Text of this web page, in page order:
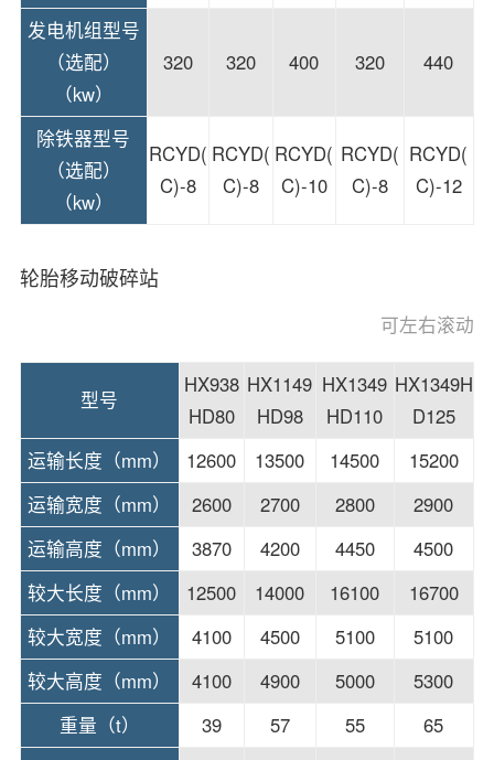
发电机组型号
（选配）
（kw）
320 320 400 320 440
除铁器型号
（选配）
（kw）
RCYD(
C)-8
RCYD(
C)-8
RCYD(
C)-10
RCYD(
C)-8
RCYD(
C)-12
轮胎移动破碎站
型号
HX938
HD80
HX1149
HD98
HX1349
HD110
HX1349H
D125
运输长度（mm）
12600 13500 14500
15200
运输宽度（mm）
2600 2700 2800
2900
运输高度（mm）
3870 4200 4450
4500
较大长度（mm）
12500 14000 16100
16700
较大宽度（mm）
4100 4500 5100
5100
较大高度（mm）
4100 4900 5000
5300
重量（t）
39 57 55
65